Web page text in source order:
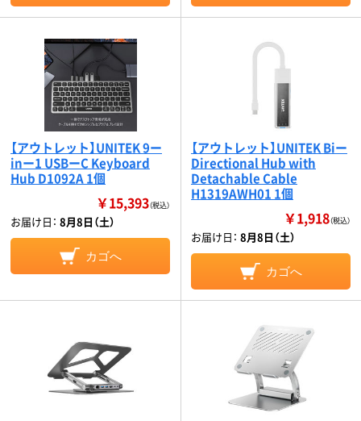
【アウトレット】UNITEK 9ー
inー1 USBーC Keyboard
Hub D1092A 1個
￥15,393（税込）
お届け日： 8月8日（土）
カゴへ
【アウトレット】UNITEK Biー
Directional Hub with
Detachable Cable
H1319AWH01 1個
￥1,918（税込）
お届け日： 8月8日（土）
カゴへ